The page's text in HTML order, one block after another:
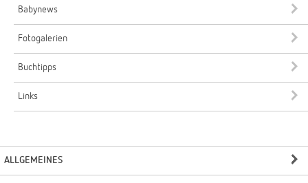
Babynews
Fotogalerien
Buchtipps
Links
ALLGEMEINES